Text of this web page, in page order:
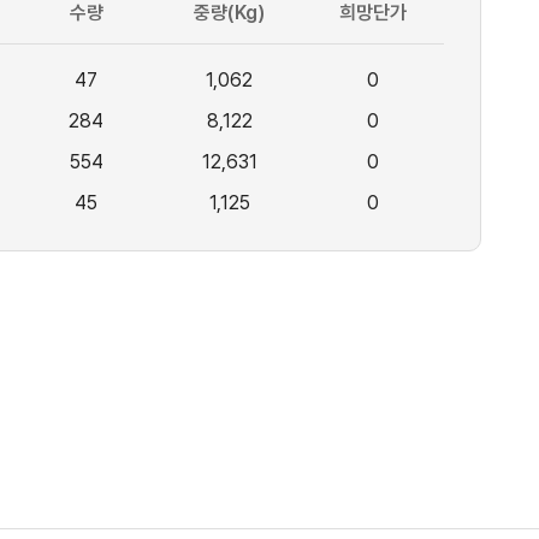
수량 중량(Kg) 희망단가
47 1,062
0
284
8,122
0
554
12,631
0
45
1,125 0